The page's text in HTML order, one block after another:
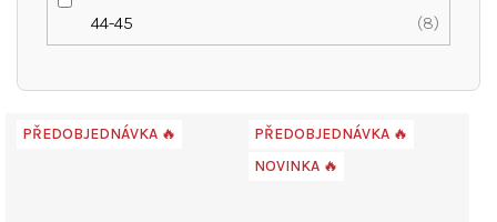
44-45
8
V
ýPŘEDOBJEDNÁVKA 🔥
PŘEDOBJEDNÁVKA 🔥
NOVINKA 🔥